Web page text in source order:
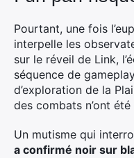
Pourtant, une fois
interpelle les
sur le réveil de Link,
séquence de
d’exploration de la
des combats n’ont été
Un mutisme qui
a confirmé noir sur